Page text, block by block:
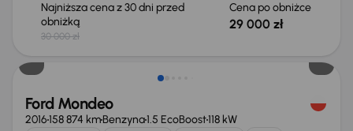
Najniższa cena z 30 dni przed
obniżką
30 000 zł
Cena po obniżce
29 000 zł
Ford Mondeo
2016158 874 kmBenzyna1.5 EcoBoost118 kW